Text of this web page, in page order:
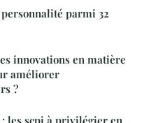
parmi 32
innovations en matière
améliorer
?